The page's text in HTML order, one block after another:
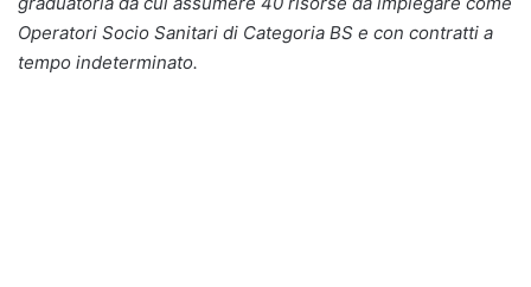
Operatori Socio Sanitari di Categoria BS e con contratti a
tempo indeterminato.